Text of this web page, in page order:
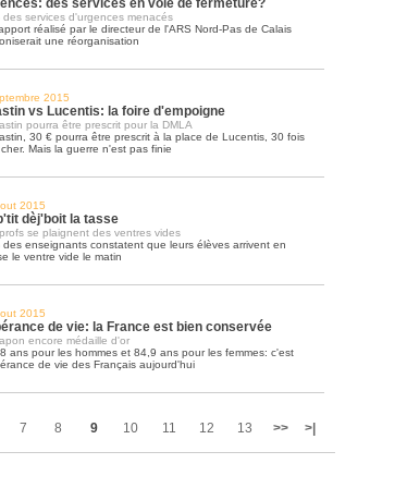
des services en voie de fermeture?
des services d'urgences menacés
réalisé par le directeur de l'ARS Nord-Pas de Calais
une réorganisation
2015
vs Lucentis: la foire d'empoigne
pourra être prescrit pour la DMLA
30 € pourra être prescrit à la place de Lucentis, 30 fois
Mais la guerre n'est pas finie
2015
dèj'boit la tasse
se plaignent des ventres vides
des enseignants constatent que leurs élèves arrivent en
le ventre vide le matin
2015
de vie: la France est bien conservée
encore médaille d'or
ans pour les hommes et 84,9 ans pour les femmes: c'est
de vie des Français aujourd'hui
7 8 9 10 11 12 13 >> >|